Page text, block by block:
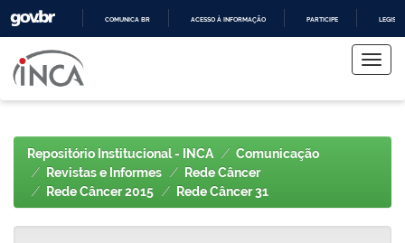
COMUNICA BR ACESSO À INFORMAÇÃO PARTICIPE
navigation
Repositório Institucional - INCA
Comunicação
Revistas e Informes
Rede Câncer
Rede Câncer 2015
Rede Câncer 31